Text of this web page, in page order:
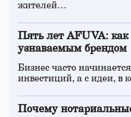
жителей…
Пять лет AFUVA:
узнаваемым брендом
Бизнес часто
инвестиций, а с идеи, в
Почему